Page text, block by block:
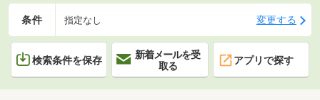
条件 指定なし 変更する
検索条件を保存
新着メールを受
取る
アプリで探す